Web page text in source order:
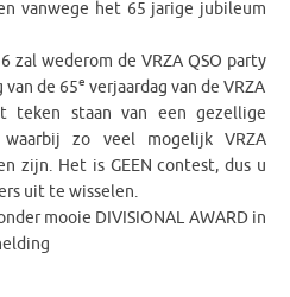
vanwege het 65 jarige jubileum
zal wederom de VRZA QSO party
de 65e verjaardag van de VRZA
teken staan van een gezellige
zo veel mogelijk VRZA
zijn. Het is GEEN contest, dus u
uit te wisselen.
mooie DIVISIONAL AWARD in